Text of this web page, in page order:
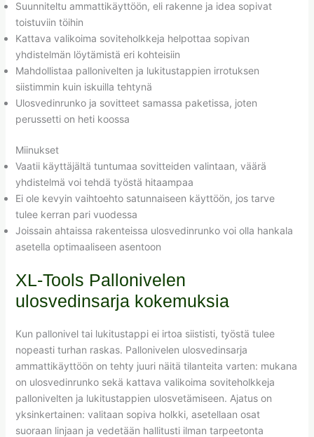
Suunniteltu ammattikäyttöön, eli rakenne ja idea sopivat
toistuviin töihin
Kattava valikoima soviteholkkeja helpottaa sopivan
yhdistelmän löytämistä eri kohteisiin
Mahdollistaa pallonivelten ja lukitustappien irrotuksen
siistimmin kuin iskuilla tehtynä
Ulosvedinrunko ja sovitteet samassa paketissa, joten
perussetti on heti koossa
Miinukset
Vaatii käyttäjältä tuntumaa sovitteiden valintaan, väärä
yhdistelmä voi tehdä työstä hitaampaa
Ei ole kevyin vaihtoehto satunnaiseen käyttöön, jos tarve
tulee kerran pari vuodessa
Joissain ahtaissa rakenteissa ulosvedinrunko voi olla hankala
asetella optimaaliseen asentoon
XL-Tools Pallonivelen
ulosvedinsarja kokemuksia
Kun pallonivel tai lukitustappi ei irtoa siististi, työstä tulee
nopeasti turhan raskas. Pallonivelen ulosvedinsarja
ammattikäyttöön on tehty juuri näitä tilanteita varten: mukana
on ulosvedinrunko sekä kattava valikoima soviteholkkeja
pallonivelten ja lukitustappien ulosvetämiseen. Ajatus on
yksinkertainen: valitaan sopiva holkki, asetellaan osat
suoraan linjaan ja vedetään hallitusti ilman tarpeetonta